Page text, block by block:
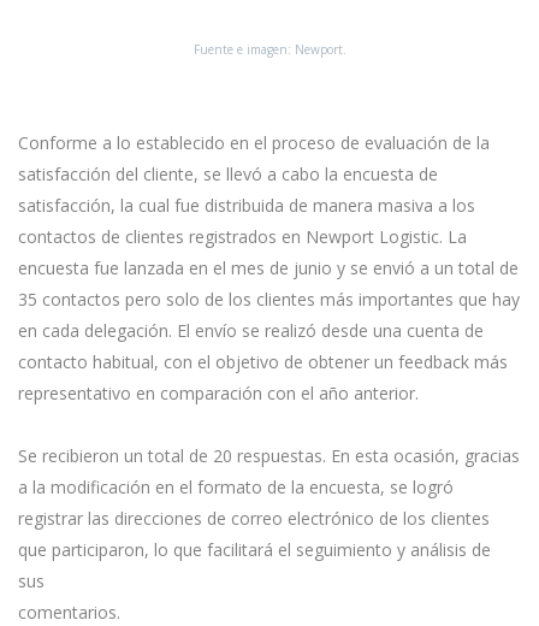
Fuente e imagen: Newport.
Conforme a lo establecido en el proceso de evaluación de la
satisfacción del cliente, se llevó a cabo la encuesta de
satisfacción, la cual fue distribuida de manera masiva a los
contactos de clientes registrados en Newport Logistic. La
encuesta fue lanzada en el mes de junio y se envió a un total de
35 contactos pero solo de los clientes más importantes que hay
en cada delegación. El envío se realizó desde una cuenta de
contacto habitual, con el objetivo de obtener un feedback más
representativo en comparación con el año anterior.
Se recibieron un total de 20 respuestas. En esta ocasión, gracias
a la modificación en el formato de la encuesta, se logró
registrar las direcciones de correo electrónico de los clientes
que participaron, lo que facilitará el seguimiento y análisis de
sus
comentarios.